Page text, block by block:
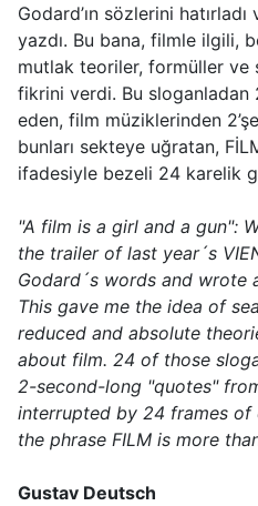
Godard’ın sözlerini
yazdı. Bu bana, filmle ilgili,
mutlak teoriler, formüller ve
fikrini verdi. Bu
eden, film müziklerinden
bunları sekteye uğratan,
ifadesiyle bezeli 24 karelik
"A film is a girl and a gun":
the trailer of last year´s
Godard´s words and wrote
This gave me the idea of
reduced and absolute
about film. 24 of those
2-second-long "quotes"
interrupted by 24 frames of
the phrase FILM is more
Gustav Deutsch